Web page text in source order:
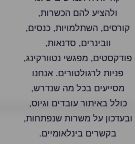
ולהציע להם הכשרות,
קורסים, השתלמויות, כנסים,
וובינרים, סדנאות,
פודקסטים, מפגשי נטוורקינג,
פניות לרגולטורים. אנחנו
מסייעים בכל מה שנדרש,
כולל באיתור עובדים וגיוס,
ובעדכון על משרות שנפתחות,
בקשרים בינלאומיים.